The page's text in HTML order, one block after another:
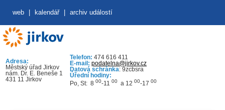
web kalendář archiv událostí
Adresa:
Městský úřad Jirkov
nám. Dr. E. Beneše 1
431 11 Jirkov
Telefon: 474 616 411
E-mail: podatelna@jirkov.cz
Datová schránka: 9zcbsra
Úřední hodiny:
Po, St: 8 00-11 00 a 12 00-17 00